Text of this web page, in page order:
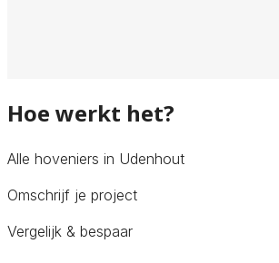
Hoe werkt het?
Alle hoveniers in Udenhout
Omschrijf je project
Vergelijk & bespaar